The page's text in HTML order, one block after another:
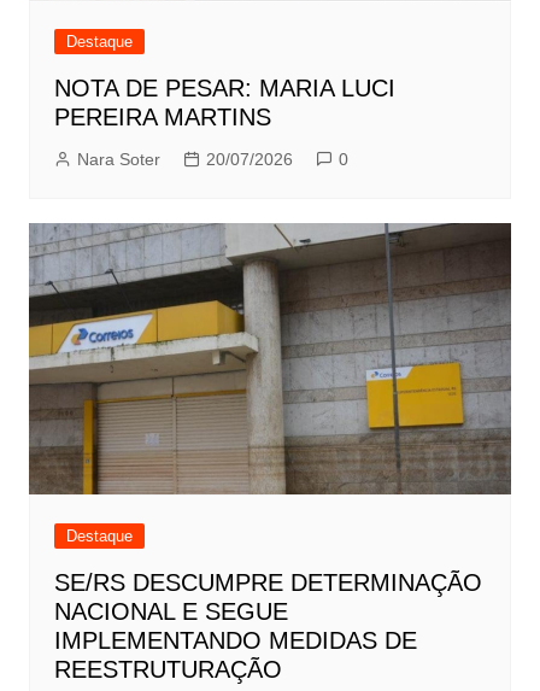
Destaque
NOTA DE PESAR: MARIA LUCI
PEREIRA MARTINS
Nara Soter 20/07/2026 0
Destaque
SE/RS DESCUMPRE DETERMINAÇÃO
NACIONAL E SEGUE
IMPLEMENTANDO MEDIDAS DE
REESTRUTURAÇÃO